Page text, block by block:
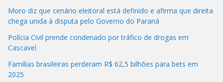
Moro diz que cenário eleitoral está definido e afirma que direita
chega unida à disputa pelo Governo do Paraná
Polícia Civil prende condenado por tráfico de drogas em
Cascavel
Famílias brasileiras perderam R$ 62,5 bilhões para bets em
2025